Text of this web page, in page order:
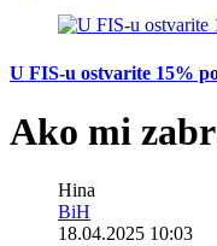
U FIS-u ostvarite 15%
Ako mi
Hina
BiH
18.04.2025 10:03